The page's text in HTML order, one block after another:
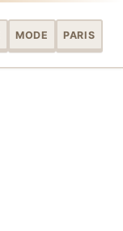
MODE PARIS